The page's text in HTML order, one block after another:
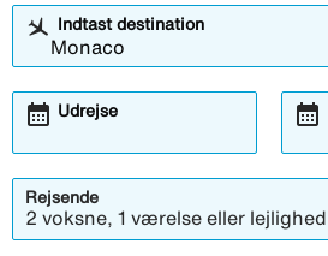
Indtast destination
Udrejse
calendar_month calendar_month
Rejsende
2 voksne, 1 værelse eller lejlighed